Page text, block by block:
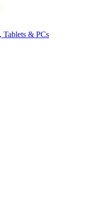
Tablets & PCs